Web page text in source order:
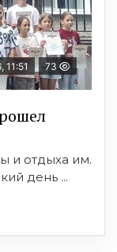
11:51 73
и отдыха им.
день ...